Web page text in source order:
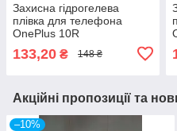
Захисна гідрогелева
плівка для телефона
OnePlus 10R
133,20 ₴ 148 ₴
Акційні пропозиції та
–10%